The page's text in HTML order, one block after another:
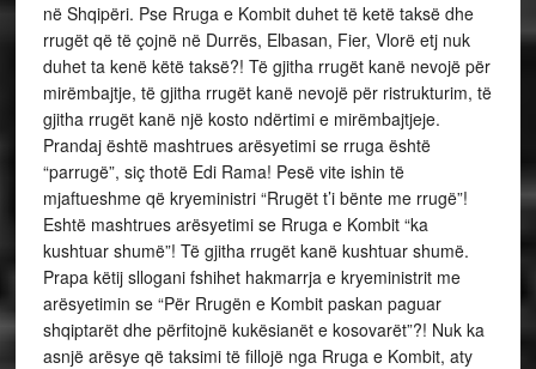
në Shqipëri. Pse Rruga e Kombit duhet të ketë taksë dhe
rrugët që të çojnë në Durrës, Elbasan, Fier, Vlorë etj nuk
duhet ta kenë këtë taksë?! Të gjitha rrugët kanë nevojë për
mirëmbajtje, të gjitha rrugët kanë nevojë për ristrukturim, të
gjitha rrugët kanë një kosto ndërtimi e mirëmbajtjeje.
Prandaj është mashtrues arësyetimi se rruga është
“parrugë”, siç thotë Edi Rama! Pesë vite ishin të
mjaftueshme që kryeministri “Rrugët t’i bënte me rrugë”!
Eshtë mashtrues arësyetimi se Rruga e Kombit “ka
kushtuar shumë”! Të gjitha rrugët kanë kushtuar shumë.
Prapa këtij sllogani fshihet hakmarrja e kryeministrit me
arësyetimin se “Për Rrugën e Kombit paskan paguar
shqiptarët dhe përfitojnë kukësianët e kosovarët”?! Nuk ka
asnjë arësye që taksimi të fillojë nga Rruga e Kombit, aty